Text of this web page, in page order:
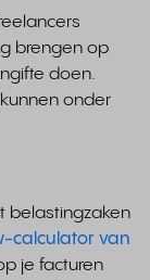
brengen op
doen.
onder
belastingzaken
calculator van
je facturen